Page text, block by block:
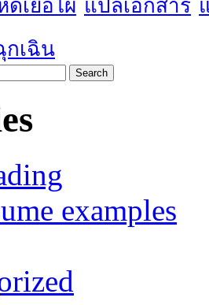
ดเยื่อไผ่ แปลเอกสาร
กเฉิน
examples